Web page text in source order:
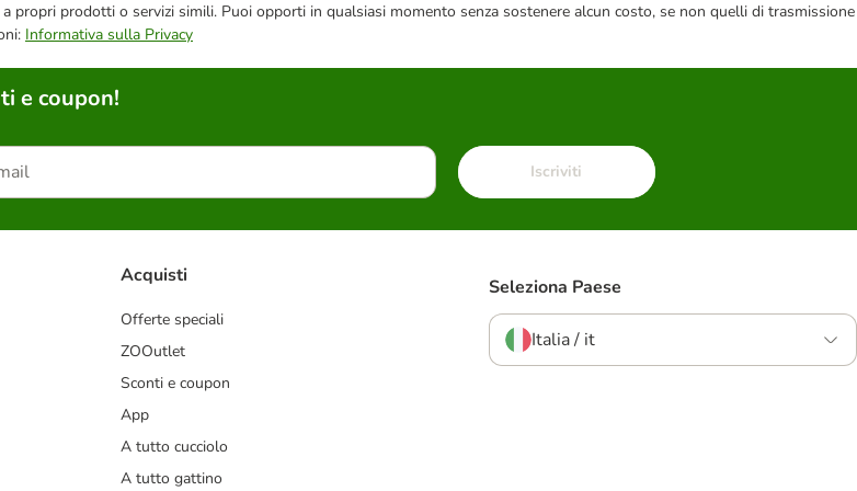
prodotti o servizi simili. Puoi opporti in qualsiasi momento senza sostenere alcun costo, se non quelli di trasmissione
Informativa sulla Privacy
e coupon!
Iscriviti
Acquisti
Offerte speciali
ZOOutlet
Sconti e coupon
App
A tutto cucciolo
A tutto gattino
Seleziona Paese
Italia / it